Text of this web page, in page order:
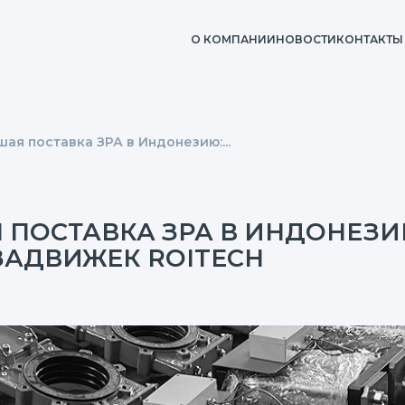
О КОМПАНИИНОВОСТИКОНТАКТЫ
поставка ЗРА в Индонезию:...
ЗРА В
ROITECH